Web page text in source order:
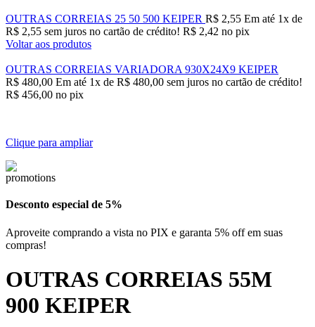
OUTRAS CORREIAS 25 50 500 KEIPER R$ 2,55 Em até 1x de
R$ 2,55 sem juros no cartão de crédito! R$ 2,42 no pix
Voltar aos produtos
OUTRAS CORREIAS VARIADORA 930X24X9 KEIPER
R$ 480,00 Em até 1x de R$ 480,00 sem juros no cartão de crédito!
R$ 456,00 no pix
Clique para ampliar
Desconto especial de 5%
Aproveite comprando a vista no PIX e garanta 5% off em suas
compras!
OUTRAS CORREIAS 55M
900 KEIPER